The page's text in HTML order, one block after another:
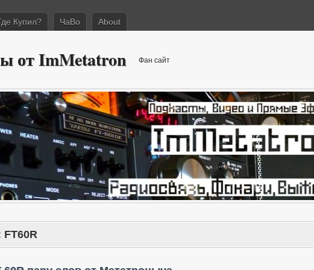
Купил? ЧаВо About
от ImMetatron Фан сайт
FT60R